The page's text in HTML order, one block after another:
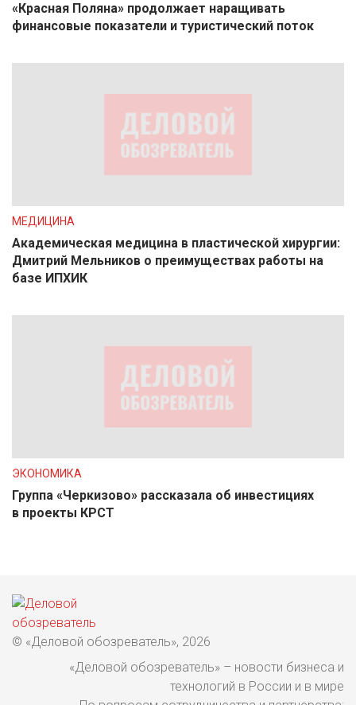
«Красная Поляна» продолжает наращивать
финансовые показатели и туристический поток
МЕДИЦИНА
Академическая медицина в пластической хирургии:
Дмитрий Мельников о преимуществах работы на
базе ИПХИК
ЭКОНОМИКА
Группа «Черкизово» рассказала об инвестициях
в проекты КРСТ
© «Деловой обозреватель», 2026
«Деловой обозреватель» – новости бизнеса и
технологий в России и в мире